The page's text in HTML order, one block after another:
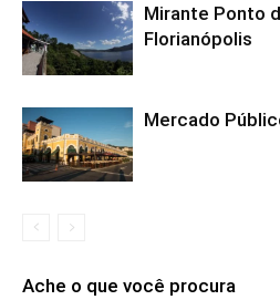
Mirante Ponto
Florianópolis
Mercado
Ache o que você procura